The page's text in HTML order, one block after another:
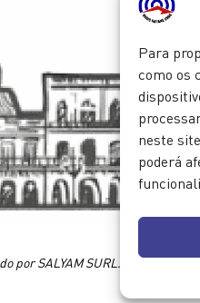
Para
como os
neste
poderá
por SALYAM SURL.